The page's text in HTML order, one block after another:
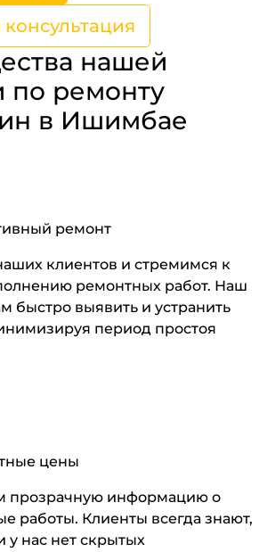
нашей
по ремонту
в Ишимбае
ремонт
клиентов и стремимся к
ремонтных работ. Наш
быстро выявить и устранить
период простоя
цены
прозрачную информацию о
работы. Клиенты всегда знают,
у нас нет скрытых